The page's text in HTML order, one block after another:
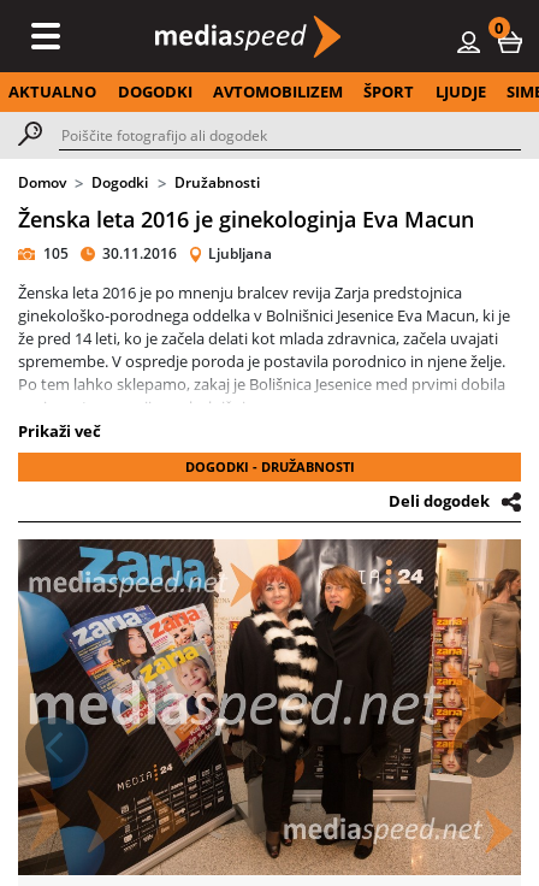
0
AKTUALNO DOGODKI AVTOMOBILIZEM ŠPORT LJUDJE
Domov Dogodki Družabnosti
Ženska leta 2016 je ginekologinja Eva Macun
105 30.11.2016 Ljubljana
Ženska leta 2016 je po mnenju bralcev revija Zarja predstojnica
ginekološko-porodnega oddelka v Bolnišnici Jesenice Eva Macun, ki je
že pred 14 leti, ko je začela delati kot mlada zdravnica, začela uvajati
spremembe. V ospredje poroda je postavila porodnico in njene želje.
Po tem lahko sklepamo, zakaj je Bolišnica Jesenice med prvimi dobila
naziv materam prijazna bolnišnica.
Prikaži več
DOGODKI - DRUŽABNOSTI
Deli dogodek
Prejšnja